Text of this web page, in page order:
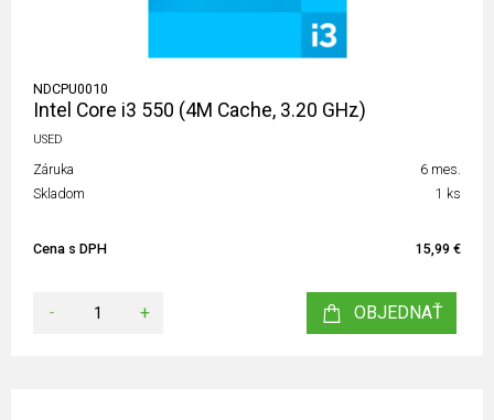
NDCPU0010
Intel Core i3 550 (4M Cache, 3.20 GHz)
USED
Záruka
6 mes.
Skladom
1 ks
Cena s DPH 15,99 €
- + OBJEDNAŤ